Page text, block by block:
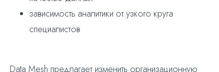
зависимость аналитики от узкого круга
специалистов
Data Mesh предлагает изменить организационную